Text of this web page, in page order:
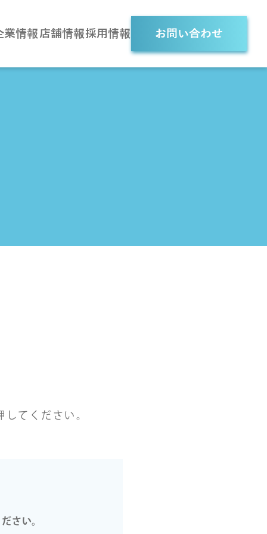
業情報店舗情報採用情報 お問い合わせ
てください。
さい。